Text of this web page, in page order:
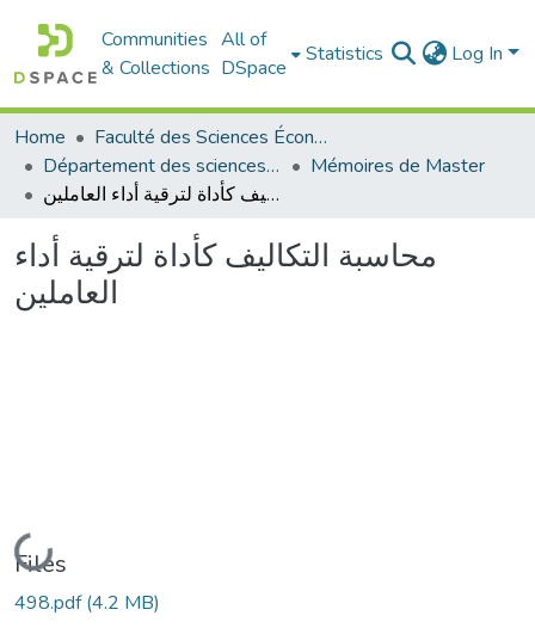
Communities
& Collections
All of
DSpace
Statistics Log In
Home
Faculté des Sciences Économiques Commerciales et des Sciences de Gestion
Département des sciences commerciales
Mémoires de Master
محاسبة التكاليف كأداة لترقية أداء العاملين
محاسبة التكاليف كأداة لترقية أداء
العاملين
Loading...
Files
498.pdf(4.2 MB)